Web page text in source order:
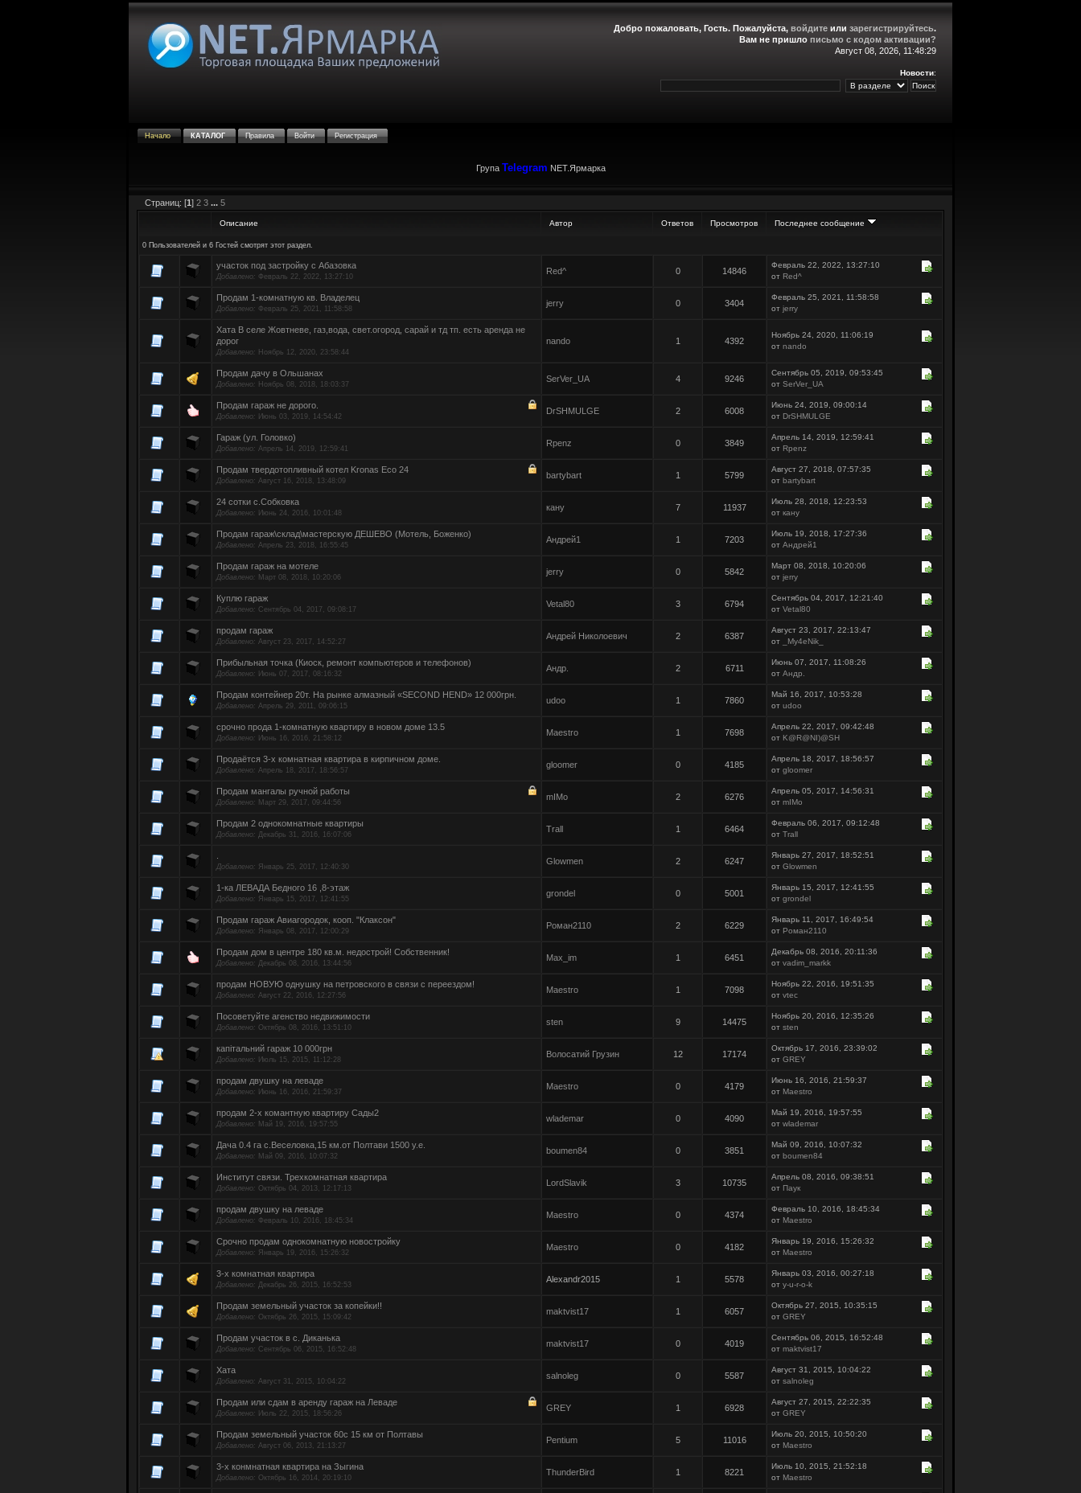
Добро пожаловать, Гость. Пожалуйста, войдите или зарегистрируйтесь.
Вам не пришло письмо с кодом активации?
Август 08, 2026, 11:48:29
Новости:
Начало КАТАЛОГ Правила Войти Регистрация
Група Telegram NET.Ярмарка
Страниц: [1] 2 3 ... 5
Описание Автор Ответов Просмотров Последнее сообщение
0 Пользователей и 6 Гостей смотрят этот раздел.
участок под застройку с Абазовка
Добавлено: Февраль 22, 2022, 13:27:10
Red^ 0 14846
Февраль 22, 2022, 13:27:10
от Red^
Продам 1-комнатную кв. Владелец
Добавлено: Февраль 25, 2021, 11:58:58
jerry 0 3404
Февраль 25, 2021, 11:58:58
от jerry
Хата В селе Жовтневе, газ,вода, свет.огород, сарай и тд тп. есть аренда не
дорог
Добавлено: Ноябрь 12, 2020, 23:58:44
nando 1 4392
Ноябрь 24, 2020, 11:06:19
от nando
Продам дачу в Ольшанах
Добавлено: Ноябрь 08, 2018, 18:03:37
SerVer_UA 4 9246
Сентябрь 05, 2019, 09:53:45
от SerVer_UA
Продам гараж не дорого.
Добавлено: Июнь 03, 2019, 14:54:42
DrSHMULGE 2 6008
Июнь 24, 2019, 09:00:14
от DrSHMULGE
Гараж (ул. Головко)
Добавлено: Апрель 14, 2019, 12:59:41
Rpenz 0 3849
Апрель 14, 2019, 12:59:41
от Rpenz
Продам твердотопливный котел Kronas Eco 24
Добавлено: Август 16, 2018, 13:48:09
bartybart 1 5799
Август 27, 2018, 07:57:35
от bartybart
24 сотки с.Собковка
Добавлено: Июнь 24, 2016, 10:01:48
кану 7 11937
Июль 28, 2018, 12:23:53
от кану
Продам гараж\склад\мастерскую ДЕШЕВО (Мотель, Боженко)
Добавлено: Апрель 23, 2018, 16:55:45
Андрей1 1 7203
Июль 19, 2018, 17:27:36
от Андрей1
Продам гараж на мотеле
Добавлено: Март 08, 2018, 10:20:06
jerry 0 5842
Март 08, 2018, 10:20:06
от jerry
Куплю гараж
Добавлено: Сентябрь 04, 2017, 09:08:17
Vetal80 3 6794
Сентябрь 04, 2017, 12:21:40
от Vetal80
продам гараж
Добавлено: Август 23, 2017, 14:52:27
Андрей Николоевич 2 6387
Август 23, 2017, 22:13:47
от
_My4eNik_
Прибыльная точка (Киоск, ремонт компьютеров и телефонов)
Добавлено: Июнь 07, 2017, 08:16:32
Андр. 2 6711
Июнь 07, 2017, 11:08:26
от Андр.
Продам контейнер 20т. На рынке алмазный «SECOND HEND» 12 000грн.
Добавлено: Апрель 29, 2011, 09:06:15
udoo 1 7860
Май 16, 2017, 10:53:28
от udoo
срочно прода 1-комнатную квартиру в новом доме 13.5
Добавлено: Июнь 16, 2016, 21:58:12
Maestro 1 7698
Апрель 22, 2017, 09:42:48
от K@R@NI)@SH
Продаётся 3-х комнатная квартира в кирпичном доме.
Добавлено: Апрель 18, 2017, 18:56:57
gloomer 0 4185
Апрель 18, 2017, 18:56:57
от gloomer
Продам мангалы ручной работы
Добавлено: Март 29, 2017, 09:44:56
mIMo 2 6276
Апрель 05, 2017, 14:56:31
от mIMo
Продам 2 однокомнатные квартиры
Добавлено: Декабрь 31, 2016, 16:07:06
Trall 1 6464
Февраль 06, 2017, 09:12:48
от Trall
Добавлено: Январь 25, 2017, 12:40:30
Glowmen 2 6247
Январь 27, 2017, 18:52:51
от Glowmen
1-ка ЛЕВАДА Бедного 16 ,8-этаж
Добавлено: Январь 15, 2017, 12:41:55
grondel 0 5001
Январь 15, 2017, 12:41:55
от grondel
Продам гараж Авиагородок, кооп. "Клаксон"
Добавлено: Январь 08, 2017, 12:00:29
Роман2110 2 6229
Январь 11, 2017, 16:49:54
от Роман2110
Продам дом в центре 180 кв.м. недострой! Собственник!
Добавлено: Декабрь 08, 2016, 13:44:56
Max_im 1 6451
Декабрь 08, 2016, 20:11:36
от vadim_markk
продам НОВУЮ однушку на петровского в связи с переездом!
Добавлено: Август 22, 2016, 12:27:56
Maestro 1 7098
Ноябрь 22, 2016, 19:51:35
от vtec
Посоветуйте агенство недвижимости
Добавлено: Октябрь 08, 2016, 13:51:10
sten 9 14475
Ноябрь 20, 2016, 12:35:26
от sten
капітальний гараж 10 000грн
Добавлено: Июль 15, 2015, 11:12:28
Волосатий Грузин 12 17174
Октябрь 17, 2016, 23:39:02
от GREY
продам двушку на леваде
Добавлено: Июнь 16, 2016, 21:59:37
Maestro 0 4179
Июнь 16, 2016, 21:59:37
от Maestro
продам 2-х комантную квартиру Сады2
Добавлено: Май 19, 2016, 19:57:55
wlademar 0 4090
Май 19, 2016, 19:57:55
от wlademar
Дача 0.4 га с.Веселовка,15 км.от Полтави 1500 у.е.
Добавлено: Май 09, 2016, 10:07:32
boumen84 0 3851
Май 09, 2016, 10:07:32
от boumen84
Институт связи. Трехкомнатная квартира
Добавлено: Октябрь 04, 2013, 12:17:13
LordSlavik 3 10735
Апрель 08, 2016, 09:38:51
от Паук
продам двушку на леваде
Добавлено: Февраль 10, 2016, 18:45:34
Maestro 0 4374
Февраль 10, 2016, 18:45:34
от Maestro
Срочно продам однокомнатную новостройку
Добавлено: Январь 19, 2016, 15:26:32
Maestro 0 4182
Январь 19, 2016, 15:26:32
от Maestro
3-х комнатная квартира
Добавлено: Декабрь 26, 2015, 16:52:53
Alexandr2015 1 5578
Январь 03, 2016, 00:27:18
от y-u-r-o-k
Продам земельный участок за копейки!!
Добавлено: Октябрь 26, 2015, 15:09:42
maktvist17 1 6057
Октябрь 27, 2015, 10:35:15
от GREY
Продам участок в с. Диканька
Добавлено: Сентябрь 06, 2015, 16:52:48
maktvist17 0 4019
Сентябрь 06, 2015, 16:52:48
от maktvist17
Хата
Добавлено: Август 31, 2015, 10:04:22
salnoleg 0 5587
Август 31, 2015, 10:04:22
от salnoleg
Продам или сдам в аренду гараж на Леваде
Добавлено: Июль 22, 2015, 18:56:26
GREY 1 6928
Август 27, 2015, 22:22:35
от GREY
Продам земельный участок 60с 15 км от Полтавы
Добавлено: Август 06, 2013, 21:13:27
Pentium 5 11016
Июль 20, 2015, 10:50:20
от Maestro
3-х конмнатная квартира на Зыгина
Добавлено: Октябрь 16, 2014, 20:19:10
ThunderBird 1 8221
Июль 10, 2015, 21:52:18
от Maestro